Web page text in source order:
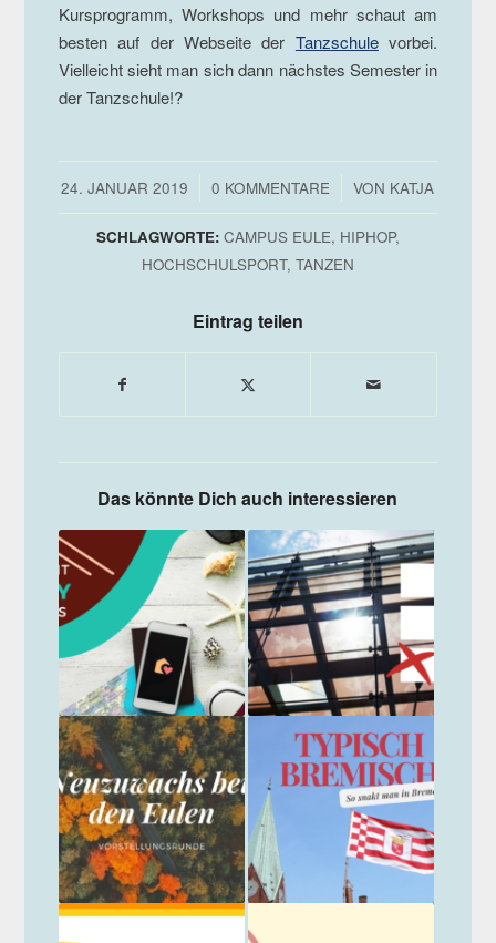
Kursprogramm, Workshops und mehr schaut am
besten auf der Webseite der Tanzschulevorbei.
Vielleicht sieht man sich dann nächstes Semester in
der Tanzschule!?
24. JANUAR 2019
/ 0 KOMMENTARE
/ VON KATJA
SCHLAGWORTE: CAMPUS EULE, HIPHOP,
HOCHSCHULSPORT, TANZEN
Eintrag teilen
Das könnte Dich auch interessieren